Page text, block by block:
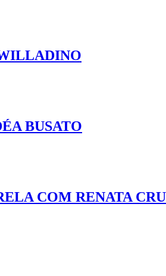
BUSATO
COM RENATA